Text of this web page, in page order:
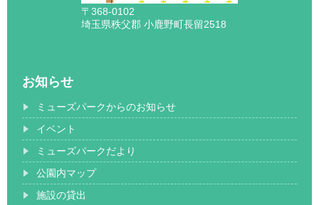
〒368-0102
埼玉県秩父郡 小鹿野町長留2518
お知らせ
ミューズパークからのお知らせ
イベント
ミューズパークだより
公園内マップ
施設の貸出